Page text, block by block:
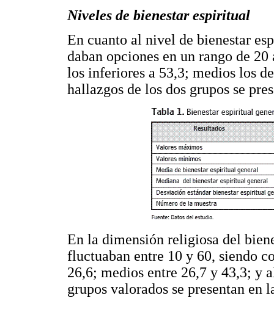
Niveles de bienestar espiritual
En cuanto al nivel de bienestar
daban opciones en un rango de
los inferiores a 53,3; medios los
hallazgos de los dos grupos se
En la dimensión religiosa del
fluctuaban entre 10 y 60, siendo
26,6; medios entre 26,7 y 43,3; y
grupos valorados se presentan en